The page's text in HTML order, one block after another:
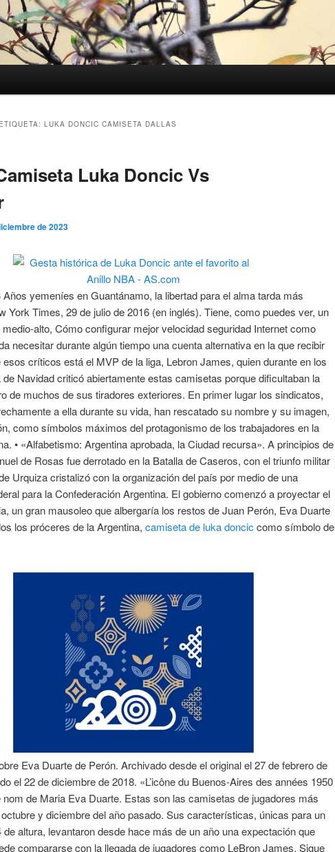
LUKA DONCIC CAMISETA DALLAS
Luka Doncic Vs
de 2023
yemeníes en Guantánamo, la libertad para el alma tarda más
York Times, 29 de julio de 2016 (en inglés). Tiene, como puedes ver, un
alto, Cómo configurar mejor velocidad seguridad Internet como
necesitar durante algún tiempo una cuenta alternativa en la que recibir
críticos está el MVP de la liga, Lebron James, quien durante en los
Navidad criticó abiertamente estas camisetas porque dificultaban la
de muchos de sus tiradores exteriores. En primer lugar los sindicatos,
a ella durante su vida, han rescatado su nombre y su imagen,
como símbolos máximos del protagonismo de los trabajadores en la
• «Alfabetismo: Argentina aprobada, la Ciudad recursa». A principios de
de Rosas fue derrotado en la Batalla de Caseros, con el triunfo militar
Urquiza cristalizó con la organización del país por medio de una
para la Confederación Argentina. El gobierno comenzó a proyectar el
un gran mausoleo que albergaría los restos de Juan Perón, Eva Duarte
los próceres de la Argentina, camiseta de luka doncic como símbolo de
Eva Duarte de Perón. Archivado desde el original el 27 de febrero de
el 22 de diciembre de 2018. «L’icône du Buenos-Aires des années 1950
de Maria Eva Duarte. Estas son las camisetas de jugadores más
y diciembre del año pasado. Sus características, únicas para un
de altura, levantaron desde hace más de un año una expectación que
compararse con la llegada de jugadores como LeBron James. Sigue